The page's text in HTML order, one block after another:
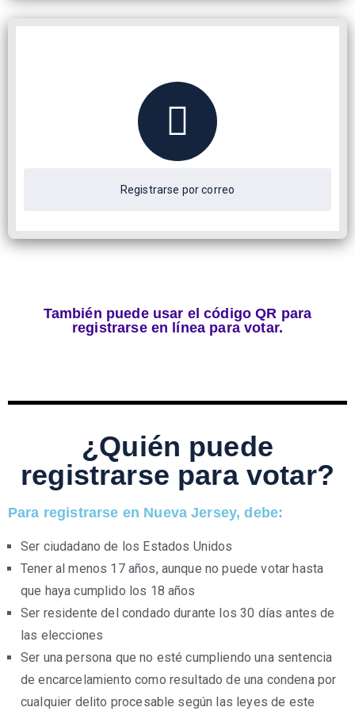
Registrarse por correo
También puede usar el código QR para
registrarse en línea para votar.
¿Quién puede
registrarse para votar?
Para registrarse en Nueva Jersey, debe:
Ser ciudadano de los Estados Unidos
Tener al menos 17 años, aunque no puede votar hasta
que haya cumplido los 18 años
Ser residente del condado durante los 30 días antes de
las elecciones
Ser una persona que no esté cumpliendo una sentencia
de encarcelamiento como resultado de una condena por
cualquier delito procesable según las leyes de este